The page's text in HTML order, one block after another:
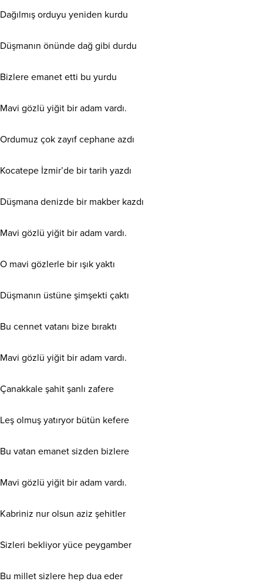
Dağılmış orduyu yeniden kurdu
Düşmanın önünde dağ gibi durdu
Bizlere emanet etti bu yurdu
Mavi gözlü yiğit bir adam vardı.
Ordumuz çok zayıf cephane azdı
Kocatepe İzmir’de bir tarih yazdı
Düşmana denizde bir makber kazdı
Mavi gözlü yiğit bir adam vardı.
O mavi gözlerle bir ışık yaktı
Düşmanın üstüne şimşekti çaktı
Bu cennet vatanı bize bıraktı
Mavi gözlü yiğit bir adam vardı.
Çanakkale şahit şanlı zafere
Leş olmuş yatıryor bütün kefere
Bu vatan emanet sizden bizlere
Mavi gözlü yiğit bir adam vardı.
Kabriniz nur olsun aziz şehitler
Sizleri bekliyor yüce peygamber
Bu millet sizlere hep dua eder